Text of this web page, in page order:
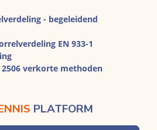
- begeleidend
EN 933-1
verkorte methoden
PLATFORM